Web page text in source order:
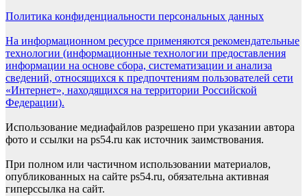
Политика конфиденциальности персональных данных
На информационном ресурсе применяются рекомендательные
технологии (информационные технологии предоставления
информации на основе сбора, систематизации и анализа
сведений, относящихся к предпочтениям пользователей сети
«Интернет», находящихся на территории Российской
Федерации).
Использование медиафайлов разрешено при указании автора
фото и ссылки на ps54.ru как источник заимствования.
При полном или частичном использовании материалов,
опубликованных на сайте ps54.ru, обязательна активная
гиперссылка на сайт.